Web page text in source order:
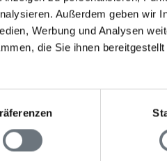
Außerdem geben wir
Werbung und Analysen
die Sie ihnen